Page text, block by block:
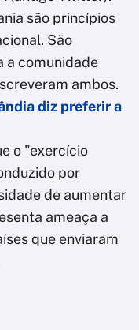
são princípios
São
a comunidade
ambos.
diz preferir a
o "exercício
por
de aumentar
ameaça a
que enviaram